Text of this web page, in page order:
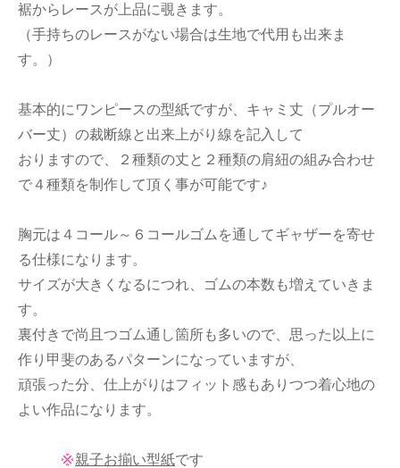
裾からレースが上品に覗きます。
（手持ちのレースがない場合は生地で代用も出来ま
す。）
基本的にワンピースの型紙ですが、キャミ丈（プルオー
バー丈）の裁断線と出来上がり線を記入して
おりますので、２種類の丈と２種類の肩紐の組み合わせ
で４種類を制作して頂く事が可能です♪
胸元は４コール～６コールゴムを通してギャザーを寄せ
る仕様になります。
サイズが大きくなるにつれ、ゴムの本数も増えていきま
す。
裏付きで尚且つゴム通し箇所も多いので、思った以上に
作り甲斐のあるパターンになっていますが、
頑張った分、仕上がりはフィット感もありつつ着心地の
よい作品になります。
親子お揃い型紙です